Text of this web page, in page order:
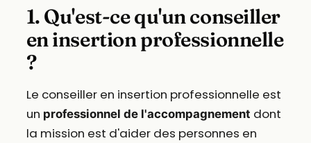
1. Qu'est-ce qu'un conseiller
en insertion professionnelle
?
Le conseiller en insertion professionnelle est
un professionnel de l'accompagnement dont
la mission est d'aider des personnes en